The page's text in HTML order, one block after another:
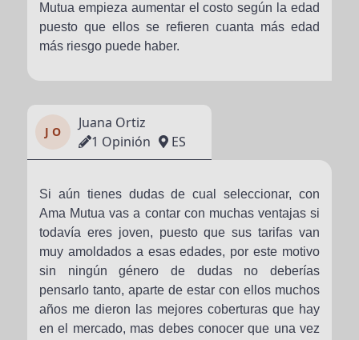
Mutua empieza aumentar el costo según la edad
puesto que ellos se refieren cuanta más edad
más riesgo puede haber.
J O
Juana Ortiz
1 Opinión
ES
Si aún tienes dudas de cual seleccionar, con
Ama Mutua vas a contar con muchas ventajas si
todavía eres joven, puesto que sus tarifas van
muy amoldados a esas edades, por este motivo
sin ningún género de dudas no deberías
pensarlo tanto, aparte de estar con ellos muchos
años me dieron las mejores coberturas que hay
en el mercado, mas debes conocer que una vez